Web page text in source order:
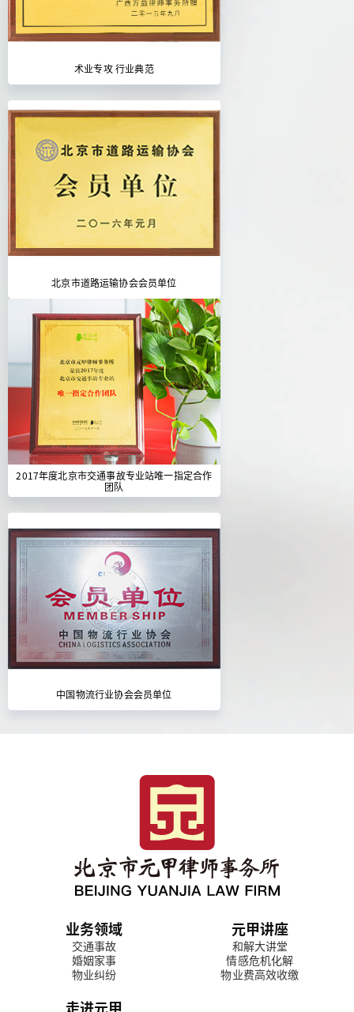
术业专攻 行业典范
北京市道路运输协会会员单位
2017年度北京市交通事故专业站唯一指定合作
团队
中国物流行业协会会员单位
业务领域
交通事故
婚姻家事
物业纠纷
元甲讲座
和解大讲堂
情感危机化解
物业费高效收缴
走进元甲